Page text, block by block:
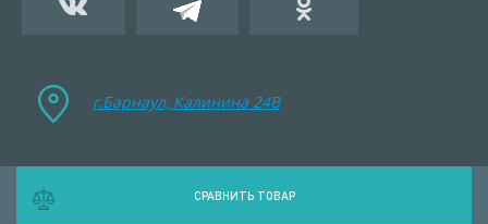
г.Барнаул, Калинина 24B
СРАВНИТЬ ТОВАР